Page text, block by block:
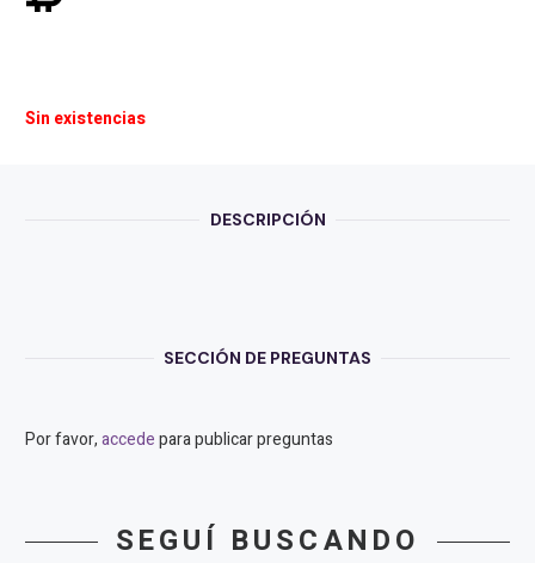
Sin existencias
DESCRIPCIÓN
SECCIÓN DE PREGUNTAS
Por favor,accedepara publicar preguntas
SEGUÍ BUSCANDO